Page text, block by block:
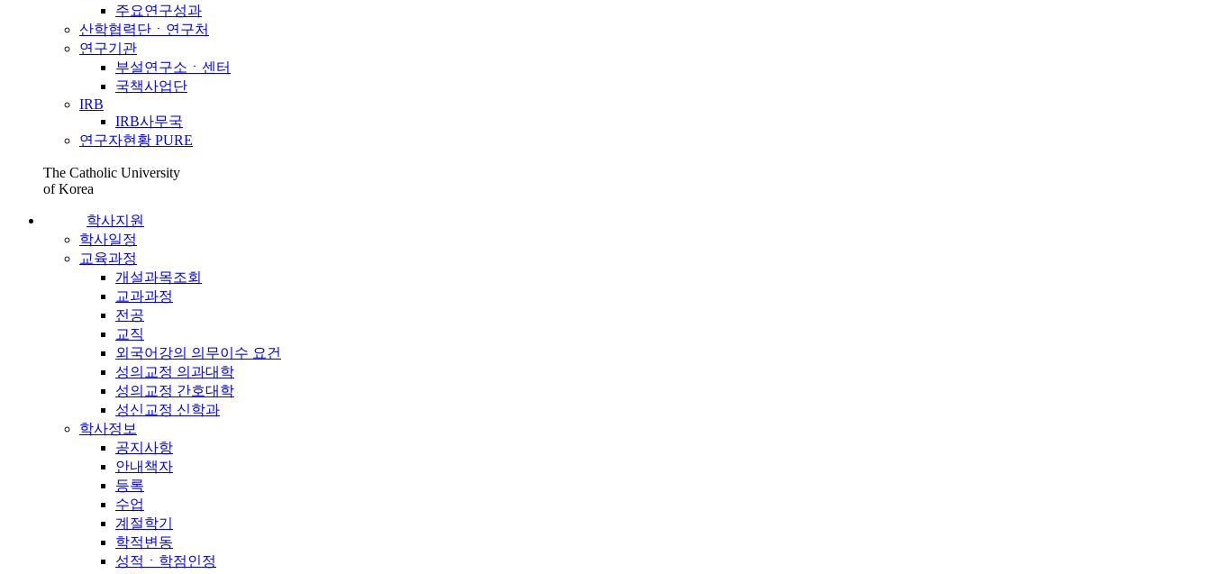
주요연구성과
산학협력단ㆍ연구처
연구기관
부설연구소ㆍ센터
국책사업단
IRB
IRB사무국
연구자현황 PURE
The Catholic University
of Korea
학사지원
학사일정
교육과정
개설과목조회
교과과정
전공
교직
외국어강의 의무이수 요건
성의교정 의과대학
성의교정 간호대학
성신교정 신학과
학사정보
공지사항
안내책자
등록
수업
계절학기
학적변동
성적ㆍ학점인정